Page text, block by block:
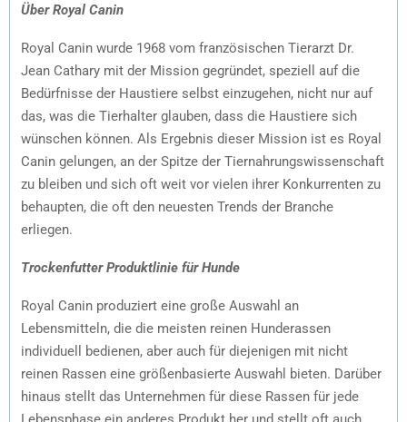
Über Royal Canin
Royal Canin wurde 1968 vom französischen Tierarzt Dr.
Jean Cathary mit der Mission gegründet, speziell auf die
Bedürfnisse der Haustiere selbst einzugehen, nicht nur auf
das, was die Tierhalter glauben, dass die Haustiere sich
wünschen können. Als Ergebnis dieser Mission ist es Royal
Canin gelungen, an der Spitze der Tiernahrungswissenschaft
zu bleiben und sich oft weit vor vielen ihrer Konkurrenten zu
behaupten, die oft den neuesten Trends der Branche
erliegen.
Trockenfutter Produktlinie für Hunde
Royal Canin produziert eine große Auswahl an
Lebensmitteln, die die meisten reinen Hunderassen
individuell bedienen, aber auch für diejenigen mit nicht
reinen Rassen eine größenbasierte Auswahl bieten. Darüber
hinaus stellt das Unternehmen für diese Rassen für jede